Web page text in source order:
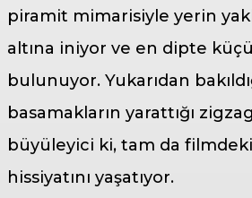
piramit mimarisiyle yerin
altına iniyor ve en dipte
bulunuyor. Yukarıdan
basamakların yarattığı
büyüleyici ki, tam da
hissiyatını yaşatıyor.